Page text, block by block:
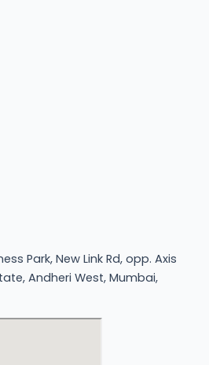
Park, New Link Rd, opp. Axis
Andheri West, Mumbai,